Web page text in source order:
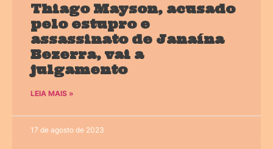
Thiago Mayson, acusado
pelo estupro e
assassinato de Janaína
Bezerra, vai a
julgamento
LEIA MAIS »
17 de agosto de 2023